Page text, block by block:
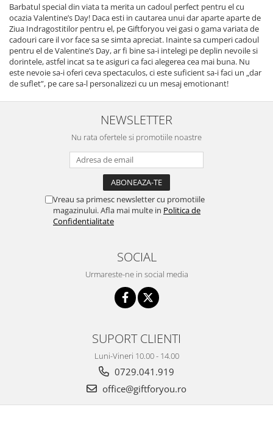
Barbatul special din viata ta merita un cadoul perfect pentru el cu
ocazia Valentine’s Day! Daca esti in cautarea unui dar aparte aparte de
Ziua Indragostitilor pentru el, pe Giftforyou vei gasi o gama variata de
cadouri care il vor face sa se simta apreciat. Inainte sa cumperi cadoul
pentru el de Valentine’s Day, ar fi bine sa-i intelegi pe deplin nevoile si
dorintele, astfel incat sa te asiguri ca faci alegerea cea mai buna. Nu
este nevoie sa-i oferi ceva spectaculos, ci este suficient sa-i faci un „dar
de suflet”, pe care sa-l personalizezi cu un mesaj emotionant!
NEWSLETTER
Nu rata ofertele si promotiile noastre
Vreau sa primesc newsletter cu promotiile
magazinului. Afla mai multe in Politica de
Confidentialitate
SOCIAL
Urmareste-ne in social media
SUPORT CLIENTI
Luni-Vineri 10.00 - 14.00
0729.041.919
office@giftforyou.ro